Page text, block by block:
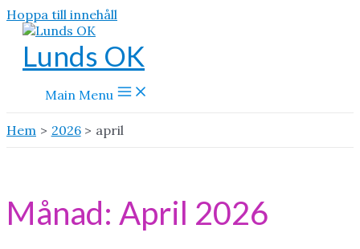
Hoppa till innehåll
Lunds OK
Main Menu
Hem 2026 april
Månad: April 2026